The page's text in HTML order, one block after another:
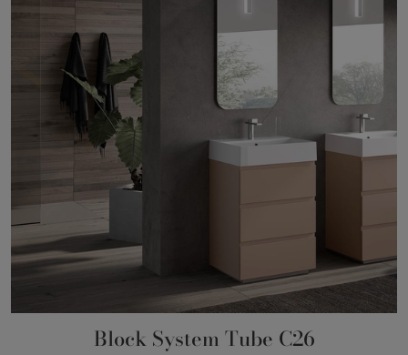
Block System Tube C26